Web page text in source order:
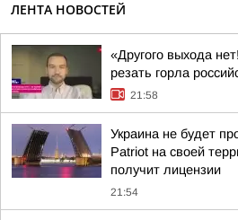
ЛЕНТА НОВОСТЕЙ
«Другого выхода
резать горла
21:58
Украина не будет
Patriot на своей
получит лицензии
21:54